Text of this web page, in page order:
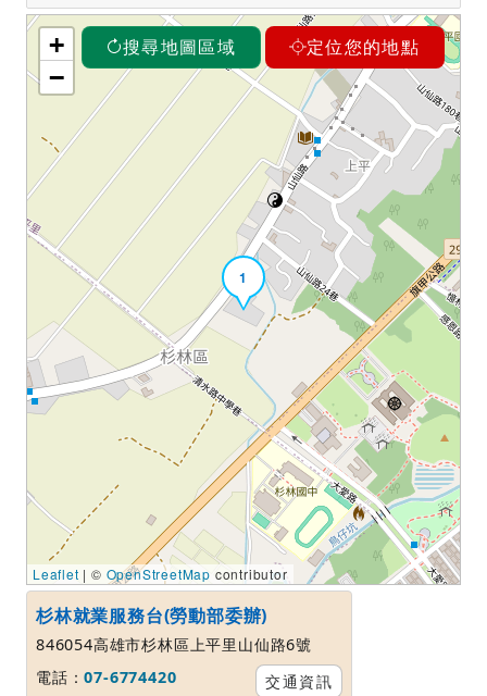
搜尋地圖區域 定位您的地點
1
+
−
Leaflet | © OpenStreetMap contributor
杉林就業服務台(勞動部委辦)
846054高雄市杉林區上平里山仙路6號
電話：07-6774420 交通資訊